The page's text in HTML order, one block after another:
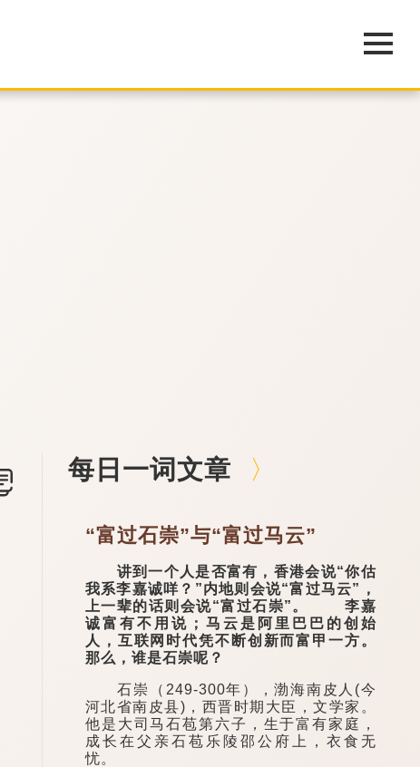
每日一词文章
“富过石崇”与“富过马云”
讲到一个人是否富有，香港会说“你估
我系李嘉诚咩？”内地则会说“富过马云”，
上一辈的话则会说“富过石崇”。 李嘉
诚富有不用说；马云是阿里巴巴的创始
人，互联网时代凭不断创新而富甲一方。
那么，谁是石崇呢？
石崇（249-300年），渤海南皮人(今
河北省南皮县)，西晋时期大臣，文学家。
他是大司马石苞第六子，生于富有家庭，
成长在父亲石苞乐陵邵公府上，衣食无
忧。